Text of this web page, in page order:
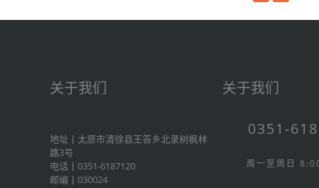
关于我们
地址丨太原市清徐县王答乡北录树枫林
路3号
电话丨0351-6187120
邮编丨030024
关于我们
0351-
周一至周日